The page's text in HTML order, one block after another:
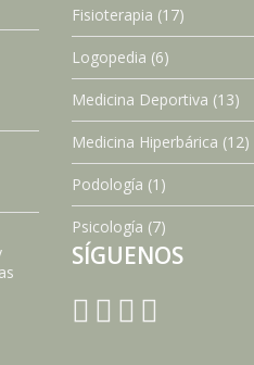
Fisioterapia (17)
Logopedia (6)
Medicina Deportiva (13)
Medicina Hiperbárica (12)
Podología (1)
Psicología (7)
SÍGUENOS